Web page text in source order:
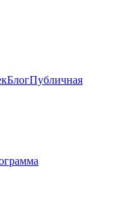
БлогПубличная